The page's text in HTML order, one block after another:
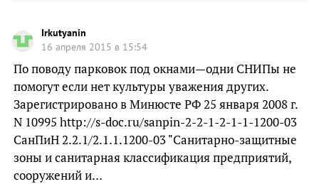
Irkutyanin
16 апреля 2015 в 15:54
По поводу парковок под окнами—одни СНИПы не
помогут если нет культуры уважения других.
Зарегистрировано в Минюсте РФ 25 января 2008 г.
N 10995 http://s-doc.ru/sanpin-2-2-1-2-1-1-1200-03
СанПиН 2.2.1/2.1.1.1200-03 "Санитарно-защитные
зоны и санитарная классификация предприятий,
сооружений и…